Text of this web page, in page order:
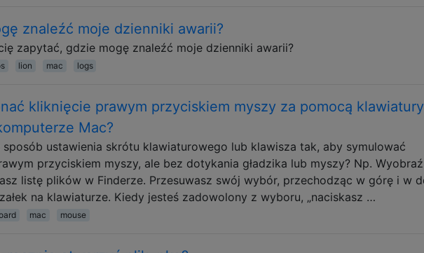
znaleźć moje dzienniki awarii?
zapytać, gdzie mogę znaleźć moje dzienniki awarii?
lion mac logs
kliknięcie prawym przyciskiem myszy za pomocą klawiatury
Mac?
sposób ustawienia skrótu klawiaturowego lub klawisza tak, aby symulować
przyciskiem myszy, ale bez dotykania gładzika lub myszy? Np. Wyobraź
listę plików w Finderze. Przesuwasz swój wybór, przechodząc w górę i w
na klawiaturze. Kiedy jesteś zadowolony z wyboru, „naciskasz …
mac mouse